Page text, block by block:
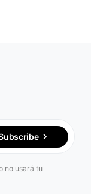
no usará tu